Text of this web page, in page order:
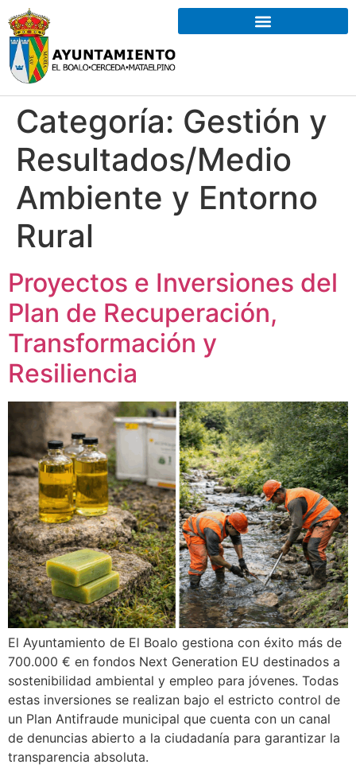
Categoría: Gestión y
Resultados/Medio
Ambiente y Entorno
Rural
Proyectos e Inversiones del
Plan de Recuperación,
Transformación y
Resiliencia
El Ayuntamiento de El Boalo gestiona con éxito más de
700.000 € en fondos Next Generation EU destinados a
sostenibilidad ambiental y empleo para jóvenes. Todas
estas inversiones se realizan bajo el estricto control de
un Plan Antifraude municipal que cuenta con un canal
de denuncias abierto a la ciudadanía para garantizar la
transparencia absoluta.